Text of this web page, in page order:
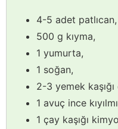
4-5 adet patlıcan,
500 g kıyma,
1 yumurta,
1 soğan,
2-3 yemek kaşığı
1 avuç ince
1 çay kaşığı